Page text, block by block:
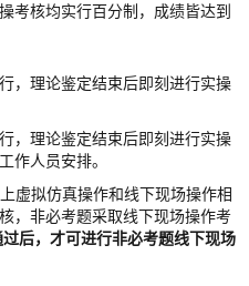
考核均实行百分制，成绩皆达到
，理论鉴定结束后即刻进行实操
，理论鉴定结束后即刻进行实操
作人员安排。
虚拟仿真操作和线下现场操作相
，非必考题采取线下现场操作考
后，才可进行非必考题线下现场